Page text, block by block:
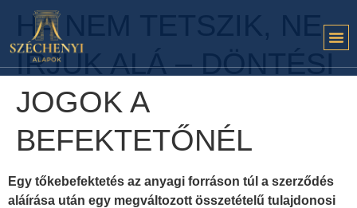
HA NEM TETSZIK, NE
ÍRJUK ALÁ – DÖNTÉSI
JOGOK A
BEFEKTETŐNÉL
Egy tőkebefektetés az anyagi forráson túl a szerződés
aláírása után egy megváltozott összetételű tulajdonosi